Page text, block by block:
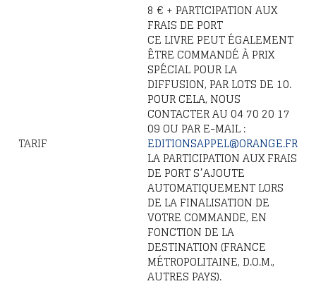
TARIF
8 € + PARTICIPATION AUX
FRAIS DE PORT
CE LIVRE PEUT ÉGALEMENT
ÊTRE COMMANDÉ À PRIX
SPÉCIAL POUR LA
DIFFUSION, PAR LOTS DE 10.
POUR CELA, NOUS
CONTACTER AU 04 70 20 17
09 OU PAR E-MAIL :
EDITIONSAPPEL@ORANGE.FR
LA PARTICIPATION AUX FRAIS
DE PORT S’AJOUTE
AUTOMATIQUEMENT LORS
DE LA FINALISATION DE
VOTRE COMMANDE, EN
FONCTION DE LA
DESTINATION (FRANCE
MÉTROPOLITAINE, D.O.M.,
AUTRES PAYS).